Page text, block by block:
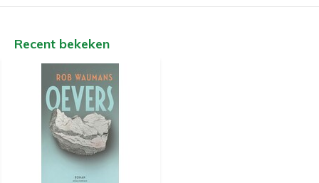
Recent bekeken